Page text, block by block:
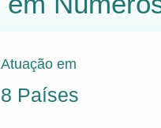
Atuação em
8 Países